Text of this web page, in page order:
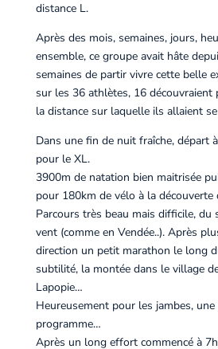
distance L.
Après des mois, semaines, jours,
ensemble, ce groupe avait hâte
semaines de partir vivre cette belle
sur les 36 athlètes, 16 découvraient
la distance sur laquelle ils allaient
Dans une fin de nuit fraîche, départ
pour le XL.
3900m de natation bien maitrisée
pour 180km de vélo à la
Parcours très beau mais difficile, du
vent (comme en Vendée..). Après
direction un petit marathon le long
subtilité, la montée dans le village
Lapopie…
Heureusement pour les jambes,
programme…
Après un long effort commencé à